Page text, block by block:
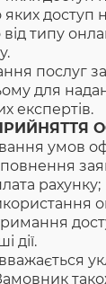
яких доступ
типу
послуг
для
експертів.
умов
рахунку;
дії.